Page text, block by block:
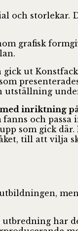
storlekar.
grafisk
ut
inriktning
och
som gick
till att vilja